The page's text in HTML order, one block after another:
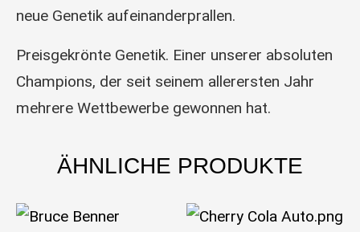
neue Genetik aufeinanderprallen.
Preisgekrönte Genetik. Einer unserer absoluten
Champions, der seit seinem allerersten Jahr
mehrere Wettbewerbe gewonnen hat.
ÄHNLICHE PRODUKTE